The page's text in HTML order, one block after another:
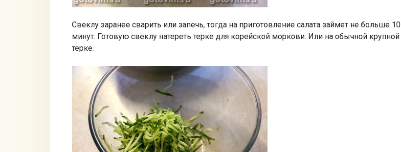
Свеклу заранее сварить или запечь, тогда на приготовление салата займет не больше 10
минут. Готовую свеклу натереть терке для корейской моркови. Или на обычной крупной
терке.